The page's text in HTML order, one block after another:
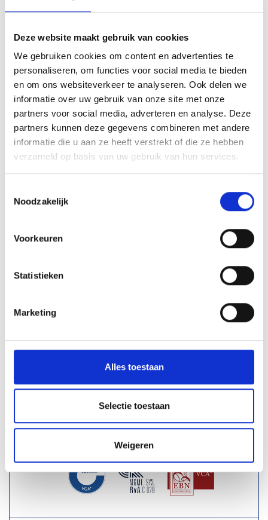
Deze website maakt gebruik van cookies
We gebruiken cookies om content en advertenties te
personaliseren, om functies voor social media te bieden
en om ons websiteverkeer te analyseren. Ook delen we
informatie over uw gebruik van onze site met onze
partners voor social media, adverteren en analyse. Deze
partners kunnen deze gegevens combineren met andere
informatie die u aan ze heeft verstrekt of die ze hebben
verzameld op basis van uw gebruik van hun services.
Noodzakelijk
Voorkeuren
Statistieken
Marketing
Alles toestaan
Selectie toestaan
Weigeren
Kunststof aanrijdbeveiliging
Toegangscontrole
Overige aanrijdbeveiliging
Bebording
Spiegels
Outlet - restpartijen
Nederland € 90,-
Luxemburg € 175,-
Boven € 695,- verzendingGratis
VCA-TUV CERTIFICERING